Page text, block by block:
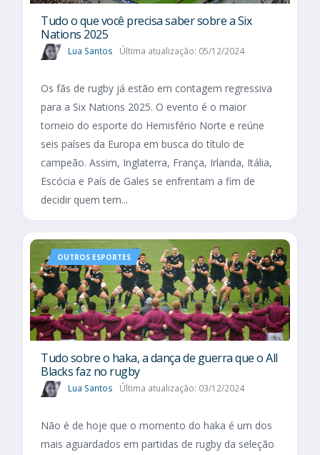
Tudo o que você precisa saber sobre a Six
Nations 2025​
Lua Santos Última atualização: 05/12/2024
Os fãs de rugby já estão em contagem regressiva
para a Six Nations 2025. O evento é o maior
torneio do esporte do Hemisfério Norte e reúne
seis países da Europa em busca do título de
campeão. Assim, Inglaterra, França, Irlanda, Itália,
Escócia e País de Gales se enfrentam a fim de
decidir quem tem...
OUTROS ESPORTES
Tudo sobre o haka, a dança de guerra que o All
Blacks faz no rugby
Lua Santos Última atualização: 03/12/2024
Não é de hoje que o momento do haka é um dos
mais aguardados em partidas de rugby da seleção